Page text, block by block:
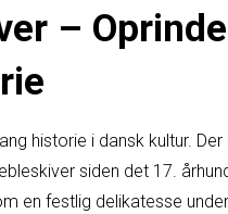
–
historie i dansk kultur.
siden det 17.
en festlig delikatesse